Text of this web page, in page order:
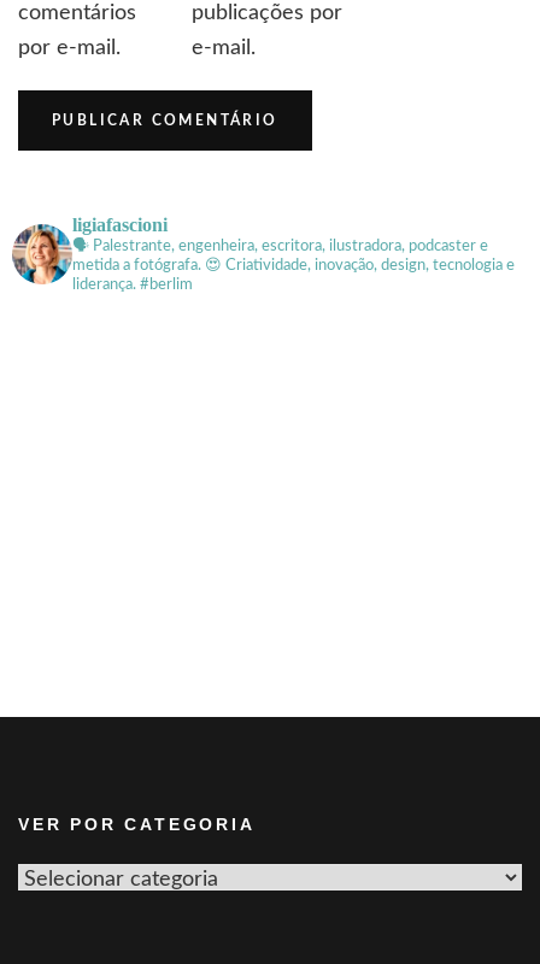
comentários
por e-mail.
publicações por
e-mail.
ligiafascioni
🗣 Palestrante, engenheira, escritora, ilustradora, podcaster e
metida a fotógrafa. 😍 Criatividade, inovação, design, tecnologia e
liderança. #berlim
VER POR CATEGORIA
Ver